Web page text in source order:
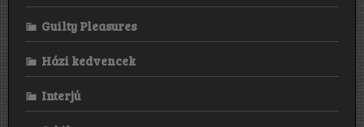
Guilty Pleasures
Házi kedvencek
Interjú